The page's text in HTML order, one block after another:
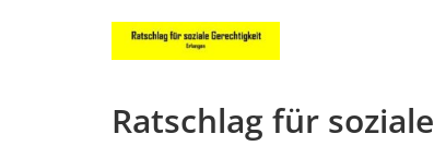
Ratschlag für soziale